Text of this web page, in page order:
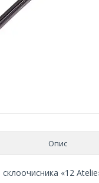
Опис
«12